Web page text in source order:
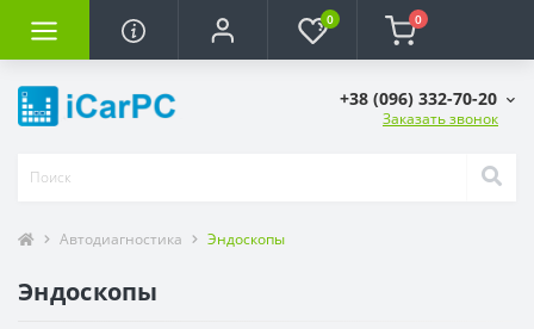
0 0
+38 (096) 332-70-20
Заказать звонок
Автодиагностика Эндоскопы
Эндоскопы